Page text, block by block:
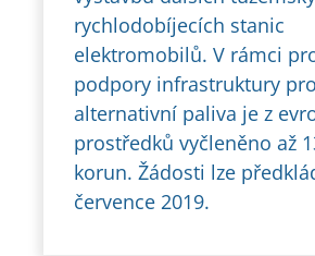
rychlodobíjecích stanic
elektromobilů. V rámci
podpory infrastruktury pro
alternativní paliva je z
prostředků vyčleněno až
korun. Žádosti lze
července 2019.